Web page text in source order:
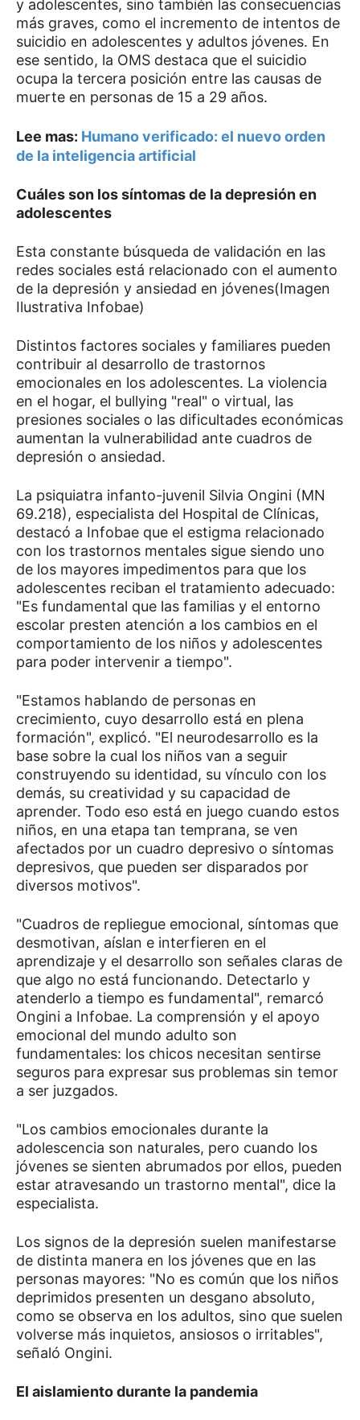
y adolescentes, sino también las consecuencias
más graves, como el incremento de intentos de
suicidio en adolescentes y adultos jóvenes. En
ese sentido, la OMS destaca que el suicidio
ocupa la tercera posición entre las causas de
muerte en personas de 15 a 29 años.
Lee mas: Humano verificado: el nuevo orden
de la inteligencia artificial
Cuáles son los síntomas de la depresión en
adolescentes
Esta constante búsqueda de validación en las
redes sociales está relacionado con el aumento
de la depresión y ansiedad en jóvenes(Imagen
Ilustrativa Infobae)
Distintos factores sociales y familiares pueden
contribuir al desarrollo de trastornos
emocionales en los adolescentes. La violencia
en el hogar, el bullying "real" o virtual, las
presiones sociales o las dificultades económicas
aumentan la vulnerabilidad ante cuadros de
depresión o ansiedad.
La psiquiatra infanto-juvenil Silvia Ongini (MN
69.218), especialista del Hospital de Clínicas,
destacó a Infobae que el estigma relacionado
con los trastornos mentales sigue siendo uno
de los mayores impedimentos para que los
adolescentes reciban el tratamiento adecuado:
"Es fundamental que las familias y el entorno
escolar presten atención a los cambios en el
comportamiento de los niños y adolescentes
para poder intervenir a tiempo".
"Estamos hablando de personas en
crecimiento, cuyo desarrollo está en plena
formación", explicó. "El neurodesarrollo es la
base sobre la cual los niños van a seguir
construyendo su identidad, su vínculo con los
demás, su creatividad y su capacidad de
aprender. Todo eso está en juego cuando estos
niños, en una etapa tan temprana, se ven
afectados por un cuadro depresivo o síntomas
depresivos, que pueden ser disparados por
diversos motivos".
"Cuadros de repliegue emocional, síntomas que
desmotivan, aíslan e interfieren en el
aprendizaje y el desarrollo son señales claras de
que algo no está funcionando. Detectarlo y
atenderlo a tiempo es fundamental", remarcó
Ongini a Infobae. La comprensión y el apoyo
emocional del mundo adulto son
fundamentales: los chicos necesitan sentirse
seguros para expresar sus problemas sin temor
a ser juzgados.
"Los cambios emocionales durante la
adolescencia son naturales, pero cuando los
jóvenes se sienten abrumados por ellos, pueden
estar atravesando un trastorno mental", dice la
especialista.
Los signos de la depresión suelen manifestarse
de distinta manera en los jóvenes que en las
personas mayores: "No es común que los niños
deprimidos presenten un desgano absoluto,
como se observa en los adultos, sino que suelen
volverse más inquietos, ansiosos o irritables",
señaló Ongini.
El aislamiento durante la pandemia